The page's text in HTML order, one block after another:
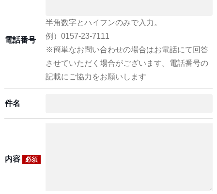
電話番号
半角数字とハイフンのみで入力。
例）0157-23-7111
※簡単なお問い合わせの場合はお電話にて回答
させていただく場合がございます。電話番号の
記載にご協力をお願いします
件名
内容 必須